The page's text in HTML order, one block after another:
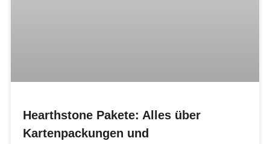
Hearthstone Pakete: Alles über
Kartenpackungen und